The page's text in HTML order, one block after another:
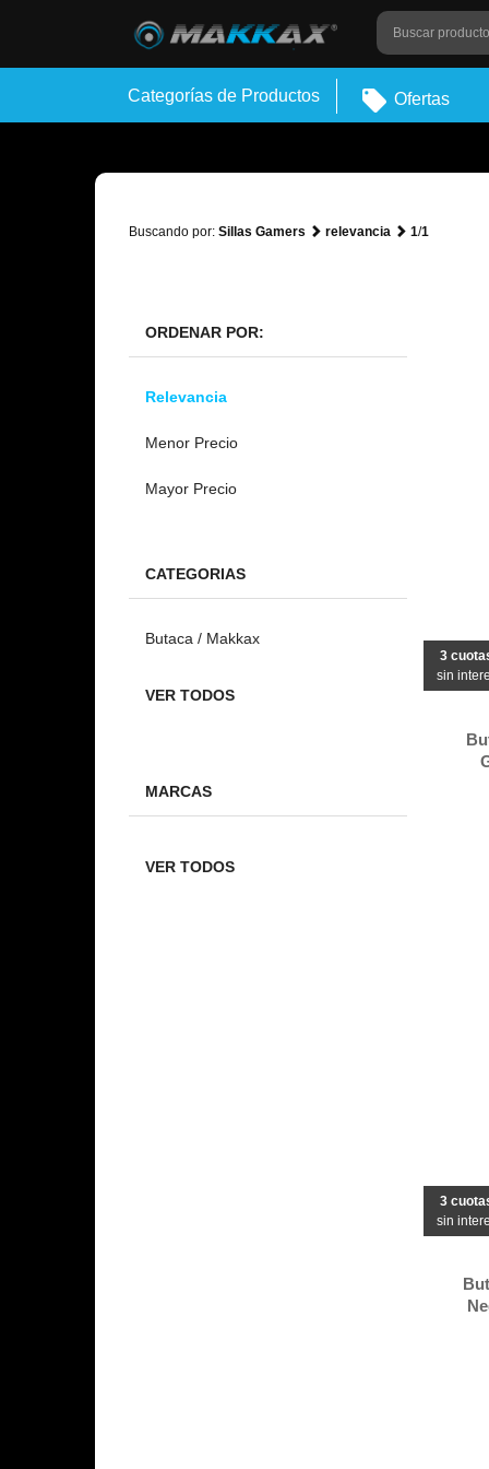
Categorías de Productos Ofertas
Buscando por: Sillas Gamers relevancia 1/1
ORDENAR POR:
Relevancia
Menor Precio
Mayor Precio
CATEGORIAS
Butaca / Makkax
VER TODOS
MARCAS
VER TODOS
3
sin
3
sin